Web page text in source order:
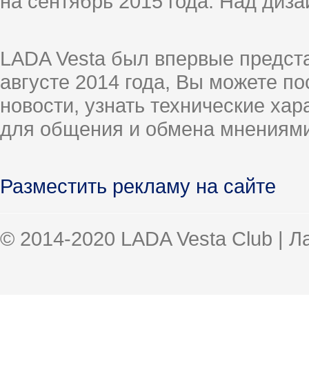
LADA Vesta был впервые
августе 2014 года, Вы можете
новости, узнать технические
для общения и обмена
Разместить рекламу на сайте
© 2014-2020 LADA Vesta Club |